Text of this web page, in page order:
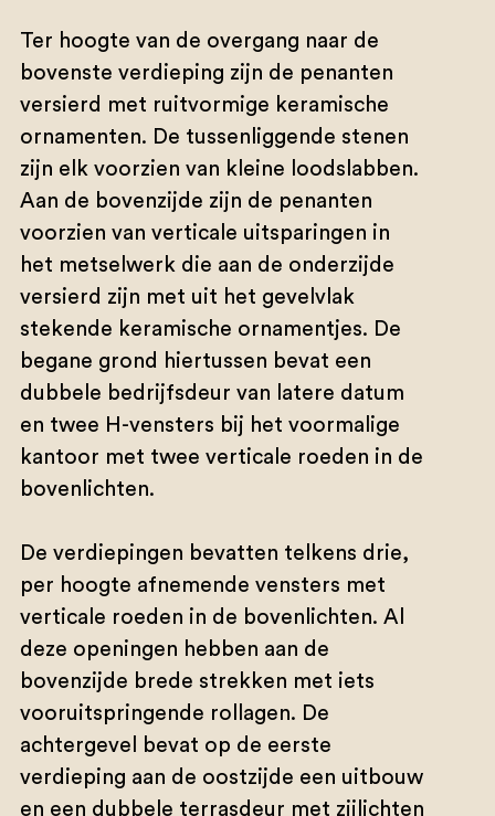
Ter hoogte van de overgang naar de
bovenste verdieping zijn de penanten
versierd met ruitvormige keramische
ornamenten. De tussenliggende stenen
zijn elk voorzien van kleine loodslabben.
Aan de bovenzijde zijn de penanten
voorzien van verticale uitsparingen in
het metselwerk die aan de onderzijde
versierd zijn met uit het gevelvlak
stekende keramische ornamentjes. De
begane grond hiertussen bevat een
dubbele bedrijfsdeur van latere datum
en twee H-vensters bij het voormalige
kantoor met twee verticale roeden in de
bovenlichten.
De verdiepingen bevatten telkens drie,
per hoogte afnemende vensters met
verticale roeden in de bovenlichten. Al
deze openingen hebben aan de
bovenzijde brede strekken met iets
vooruitspringende rollagen. De
achtergevel bevat op de eerste
verdieping aan de oostzijde een uitbouw
en een dubbele terrasdeur met zijlichten